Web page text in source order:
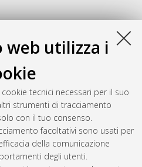
web utilizza i
tecnici necessari per il suo
strumenti di tracciamento
con il tuo consenso.
facoltativi sono usati per
della comunicazione
degli utenti.
Valutazione del rischio NaTech
Corso di Studio in
[LM-DM270], Documento
ilThu Aug 6 22:58:58 2026